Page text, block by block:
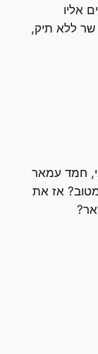
אליו
ללא תיק,
חמד עמאר
אז את